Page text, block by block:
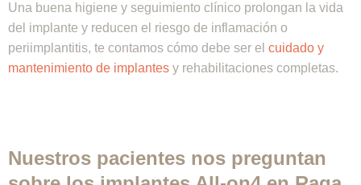
Una buena higiene y seguimiento clínico prolongan la vida
del implante y reducen el riesgo de inflamación o
periimplantitis, te contamos cómo debe ser el cuidado y
mantenimiento de implantes y rehabilitaciones completas.
Nuestros pacientes nos preguntan